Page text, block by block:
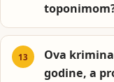
Ova
godine, a